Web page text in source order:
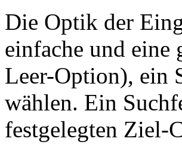
Die Optik der
einfache und
Leer-Option), ein
wählen. Ein
festgelegten Ziel-